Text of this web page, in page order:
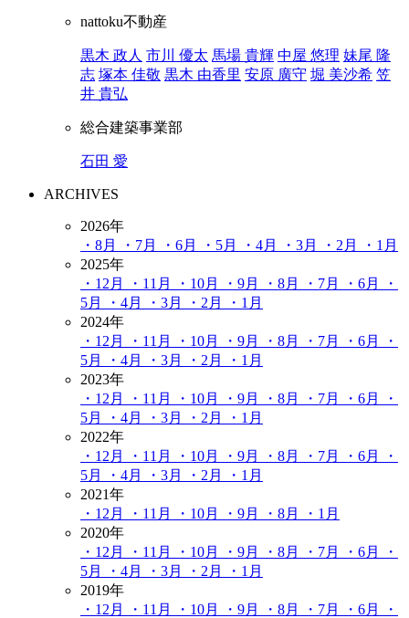
nattoku不動産
黒木 政人 市川 優太 馬場 貴輝 中屋 悠理 妹尾 隆
志 塚本 佳敬 黒木 由香里 安原 廣守 堀 美沙希 笠
井 貴弘
総合建築事業部
石田 愛
ARCHIVES
2026年
・8月
・7月 ・6月 ・5月 ・4月 ・3月 ・2月
・1月
2025年
・12月
・11月 ・10月 ・9月 ・8月 ・7月 ・6月
・
5月
・4月 ・3月 ・2月
・1月
2024年
・12月
・11月 ・10月 ・9月 ・8月 ・7月 ・6月
・
5月
・4月 ・3月 ・2月
・1月
2023年
・12月
・11月 ・10月 ・9月 ・8月 ・7月 ・6月
・
5月
・4月 ・3月 ・2月
・1月
2022年
・12月
・11月 ・10月 ・9月 ・8月 ・7月 ・6月
・
5月
・4月 ・3月 ・2月
・1月
2021年
・12月
・11月 ・10月 ・9月 ・8月
・1月
2020年
・12月
・11月 ・10月 ・9月 ・8月 ・7月 ・6月
・
5月
・4月 ・3月 ・2月
・1月
2019年
・12月
・11月 ・10月 ・9月 ・8月 ・7月 ・6月
・